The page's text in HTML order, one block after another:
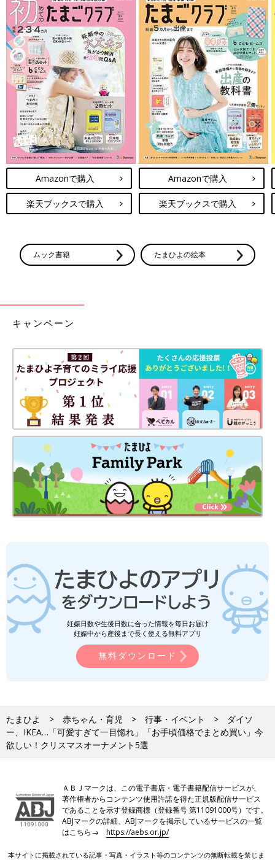
Amazonで購入
楽天ブックスで購入
Amazonで購入
楽天ブックスで購入
ムック書籍 たまひよの絵本
キャンペーン
妊娠日数や生後日数に合った情報を毎日お届け
妊娠中から産後まで長く使える無料アプリ
無料ダウンロード
たまひよ 赤ちゃん・育児 行事・イベント
ダイソ
ー、IKEA…「可愛すぎて一目惚れ」「お手頃価格でまとめ買い」今
欲しい！クリスマスオーナメント5選
ＡＢＪマークは、この電子書店・電子書籍配信サービスが、
著作権者からコンテンツ使用許諾を得た正規版配信サービス
であることを示す登録商標（登録番号 第11091000号）です。
ABJマークの詳細、ABJマークを掲示しているサービスの一覧
はこちら→https://aebs.or.jp/
本サイトに掲載されている記事・写真・イラスト等のコンテンツの無断転載を禁じま